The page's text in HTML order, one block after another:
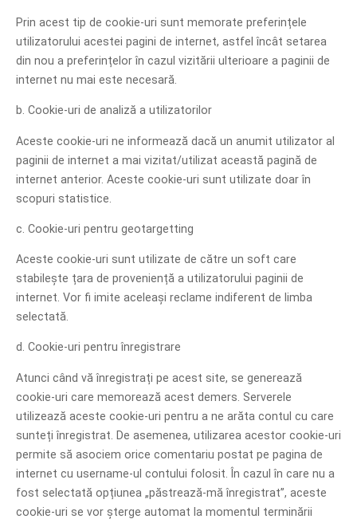
Prin acest tip de cookie-uri sunt memorate preferințele
utilizatorului acestei pagini de internet, astfel încât setarea
din nou a preferințelor în cazul vizitării ulterioare a paginii de
internet nu mai este necesară.
b. Cookie-uri de analiză a utilizatorilor
Aceste cookie-uri ne informează dacă un anumit utilizator al
paginii de internet a mai vizitat/utilizat această pagină de
internet anterior. Aceste cookie-uri sunt utilizate doar în
scopuri statistice.
c. Cookie-uri pentru geotargetting
Aceste cookie-uri sunt utilizate de către un soft care
stabilește țara de proveniență a utilizatorului paginii de
internet. Vor fi imite aceleași reclame indiferent de limba
selectată.
d. Cookie-uri pentru înregistrare
Atunci când vă înregistrați pe acest site, se generează
cookie-uri care memorează acest demers. Serverele
utilizează aceste cookie-uri pentru a ne arăta contul cu care
sunteți înregistrat. De asemenea, utilizarea acestor cookie-uri
permite să asociem orice comentariu postat pe pagina de
internet cu username-ul contului folosit. În cazul în care nu a
fost selectată opțiunea „păstrează-mă înregistrat”, aceste
cookie-uri se vor șterge automat la momentul terminării